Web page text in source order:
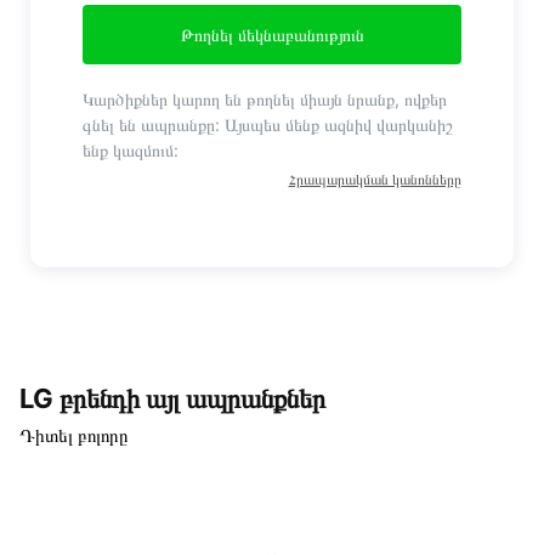
Թողնել մեկնաբանություն
Կարծիքներ կարող են թողնել միայն նրանք, ովքեր
գնել են ապրանքը: Այսպես մենք ազնիվ վարկանիշ
ենք կազմում:
Հրապարակման կանոնները
LG բրենդի այլ ապրանքներ
Դիտել բոլորը